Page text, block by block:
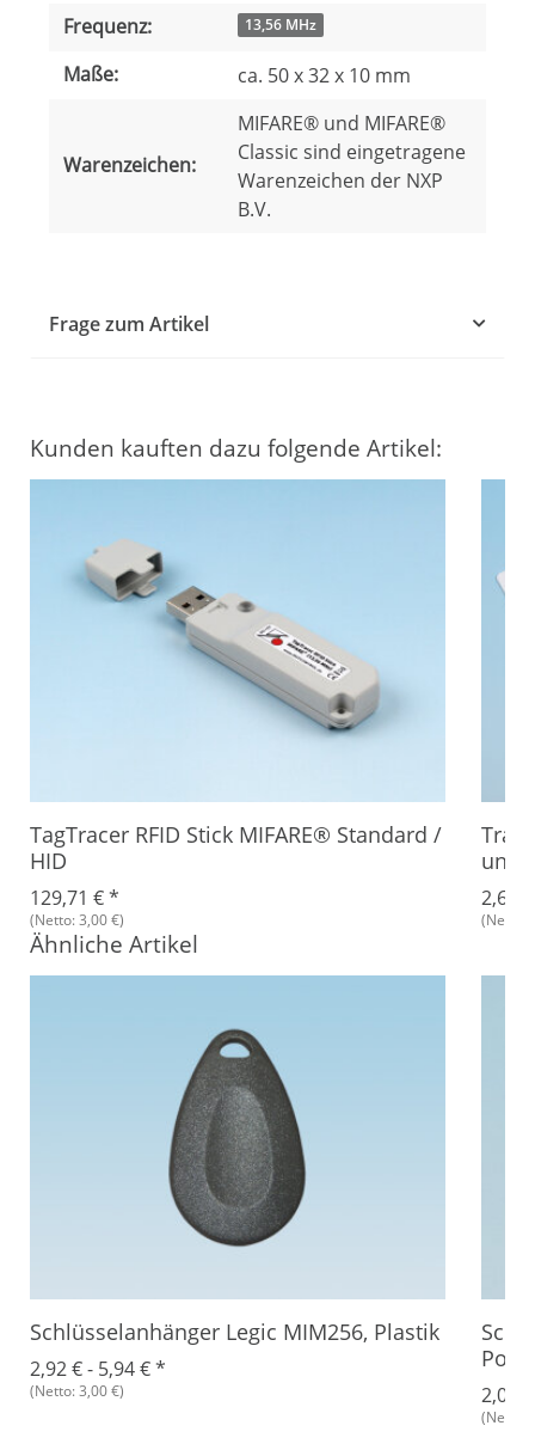
Frequenz: 13,56 MHz
Maße: ca. 50 x 32 x 10 mm
Warenzeichen:
MIFARE® und MIFARE®
Classic sind eingetragene
Warenzeichen der NXP
B.V.
Frage zum Artikel
Kunden kauften dazu folgende Artikel:
TagTracer RFID Stick MIFARE® Standard /
HID
129,71 €*
(Netto: 3,00 €)
2,68
(Netto:
Ähnliche Artikel
Schlüsselanhänger Legic MIM256, Plastik
2,92 € - 5,94 €*
(Netto: 3,00 €) 2,07
(Netto: